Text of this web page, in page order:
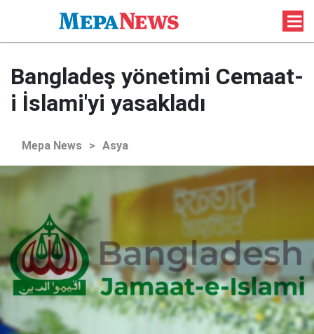
Bangladeş yönetimi Cemaat-
i İslami'yi yasakladı
Mepa News > Asya